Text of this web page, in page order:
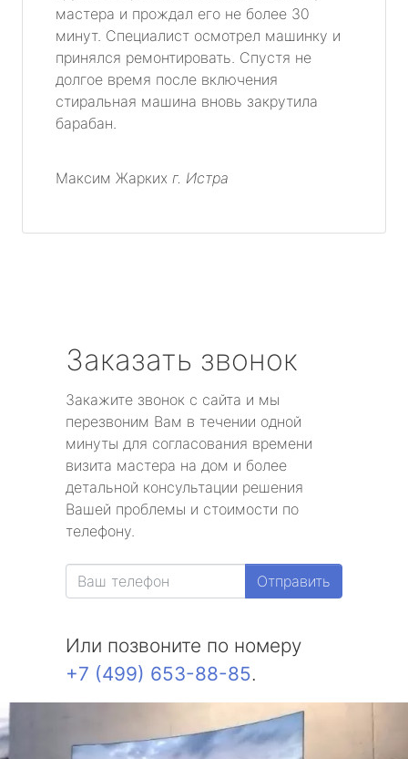
мастера и прождал его не более 30
минут. Специалист осмотрел машинку и
принялся ремонтировать. Спустя не
долгое время после включения
стиральная машина вновь закрутила
барабан.
Максим Жарких г. Истра
Заказать звонок
Закажите звонок с сайта и мы
перезвоним Вам в течении одной
минуты для согласования времени
визита мастера на дом и более
детальной консультации решения
Вашей проблемы и стоимости по
телефону.
Отправить
Или позвоните по номеру
+7 (499) 653-88-85.